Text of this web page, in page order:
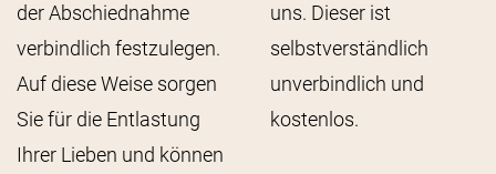
der Abschiednahme
verbindlich festzulegen.
Auf diese Weise sorgen
Sie für die Entlastung
Ihrer Lieben und können
uns. Dieser ist
selbstverständlich
unverbindlich und
kostenlos.